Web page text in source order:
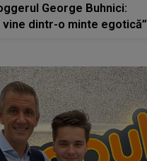
George Buhnici:
vine dintr-o minte egotică”